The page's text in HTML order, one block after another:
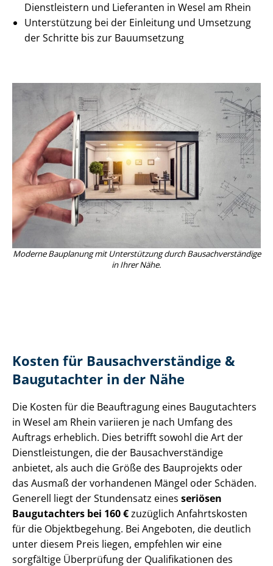
Dienstleistern und Lieferanten in Wesel am Rhein
Unterstützung bei der Einleitung und Umsetzung
der Schritte bis zur Bauumsetzung
Moderne Bauplanung mit Unterstützung durch Bau­sach­ver­stän­di­ge
in Ihrer Nähe.
Kosten für Bau­sach­ver­stän­di­ge &
Baugutachter in der Nähe
Die Kosten für die Beauftragung eines Baugutachters
in Wesel am Rhein variieren je nach Umfang des
Auftrags erheblich. Dies betrifft sowohl die Art der
Dienst­leis­tun­gen, die der Bau­sach­ver­stän­di­ge
anbietet, als auch die Größe des Bauprojekts oder
das Ausmaß der vorhandenen Mängel oder Schäden.
Generell liegt der Stundensatz eines seriösen
Baugutachters bei 160 €zuzüglich Anfahrtskosten
für die Objektbegehung. Bei Angeboten, die deutlich
unter diesem Preis liegen, empfehlen wir eine
sorgfältige Überprüfung der Qualifikationen des